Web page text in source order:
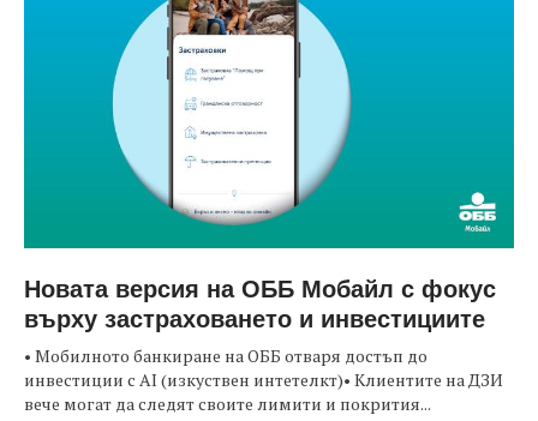
Новата версия на ОББ Мобайл с фокус
върху застраховането и инвестициите
• Мобилното банкиране на ОББ отваря достъп до
инвестиции с AI (изкуствен интетелкт)• Клиентите на ДЗИ
вече могат да следят своите лимити и покрития...